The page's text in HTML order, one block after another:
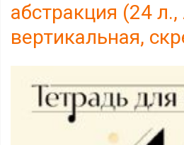
абстракция (24 л.,
вертикальная,